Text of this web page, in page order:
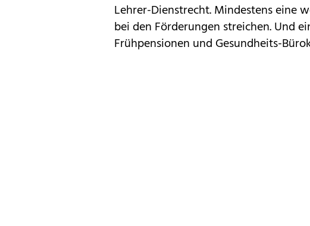
Lehrer-Dienstrecht. Mindestens eine
bei den Förderungen streichen. Und
Frühpensionen und Gesundheits-